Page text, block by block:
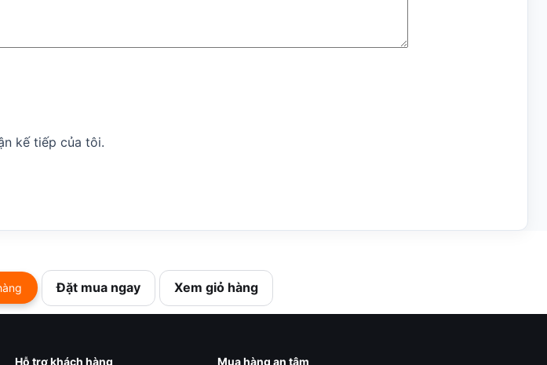
kế tiếp của tôi.
Đặt mua ngay Xem giỏ hàng
Hỗ trợ khách hàng Mua hàng an tâm